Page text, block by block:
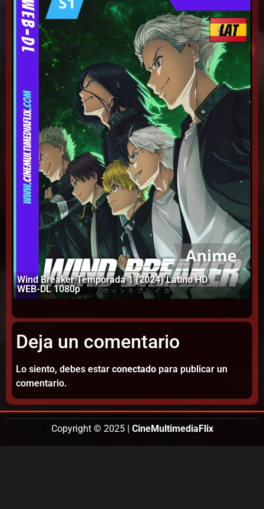
Wind Breaker Temporada 1 (2024) Latino HD
WEB-DL 1080p
Deja un comentario
Lo siento, debes estar conectado para publicar un
comentario.
Copyright © 2025 | CineMultimediaFlix